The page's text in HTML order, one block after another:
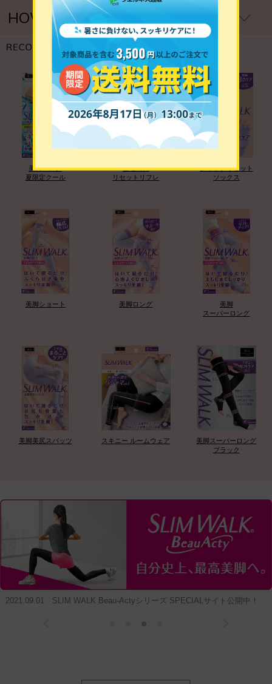
HOW TO USE
美脚ロング
夏限定クール
金曜日の
リセットリフレ
クイックリセット
ソックス
美脚ショート 美脚ロング
美脚
スーパーロング
美脚美尻スパッツ スキニー ルームウェア
美脚スーパーロング
ブラック
2021.09.01 SLIM WALK Beau-Actyシリーズ SPECIALサイト公開中！